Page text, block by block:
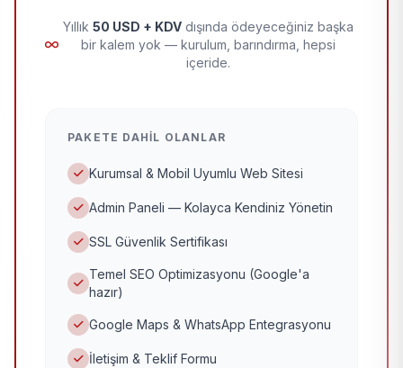
Yıllık 50 USD + KDV dışında ödeyeceğiniz başka
bir kalem yok — kurulum, barındırma, hepsi
içeride.
PAKETE DAHIL OLANLAR
Kurumsal & Mobil Uyumlu Web Sitesi
Admin Paneli — Kolayca Kendiniz Yönetin
SSL Güvenlik Sertifikası
Temel SEO Optimizasyonu (Google'a
hazır)
Google Maps & WhatsApp Entegrasyonu
İletişim & Teklif Formu